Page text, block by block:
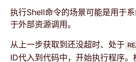
执行Shell命令的场景可能是用于
于外部资源调用。
从上一步获取到还没超时、处于
ID代入到代码中，开始执行程序